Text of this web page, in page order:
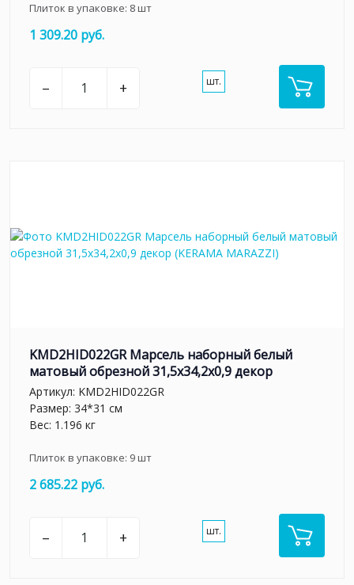
Плиток в упаковке: 8шт
1 309.20 руб.
– + шт.
KMD2HID022GR Марсель наборный белый
матовый обрезной 31,5x34,2x0,9 декор
Артикул: KMD2HID022GR
Размер: 34*31 см
Вес: 1.196 кг
Плиток в упаковке: 9шт
2 685.22 руб.
– + шт.